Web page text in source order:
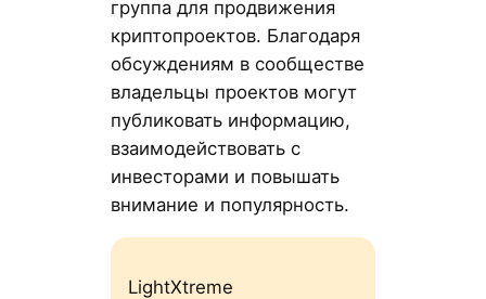
группа для продвижения
криптопроектов. Благодаря
обсуждениям в сообществе
владельцы проектов могут
публиковать информацию,
взаимодействовать с
инвесторами и повышать
внимание и популярность.
LightXtreme